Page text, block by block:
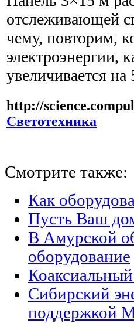
отслеживающей
чему, повторим,
электроэнергии,
увеличивается на
http://
Светотехника
Смотрите также:
Как
Пусть Ваш
В Амурской
оборудование
Сибирский
поддержкой